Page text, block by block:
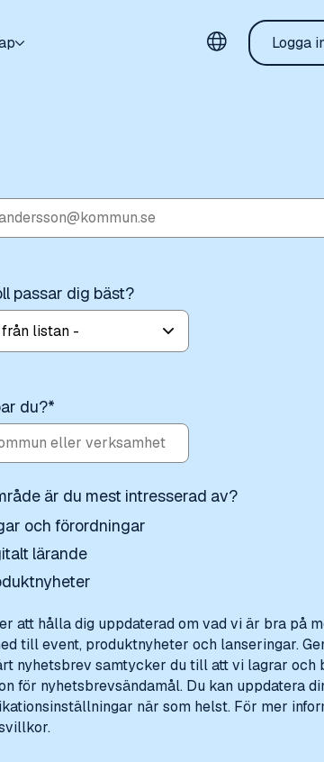
Velg språk
Logga
passar dig bäst?
du?*
är du mest intresserad av?
och förordningar
lärande
att hålla dig uppdaterad om vad vi är bra på
till event, produktnyheter och lanseringar.
nyhetsbrev samtycker du till att vi lagrar och
för nyhetsbrevsändamål. Du kan uppdatera
när som helst. För mer